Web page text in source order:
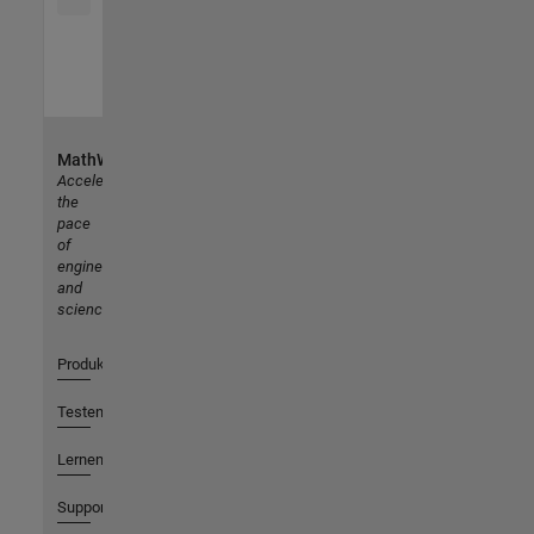
MathWorks
Accelerating
the
pace
of
engineering
and
science
Produkte
Testen oder Kaufen
Lernen
Support